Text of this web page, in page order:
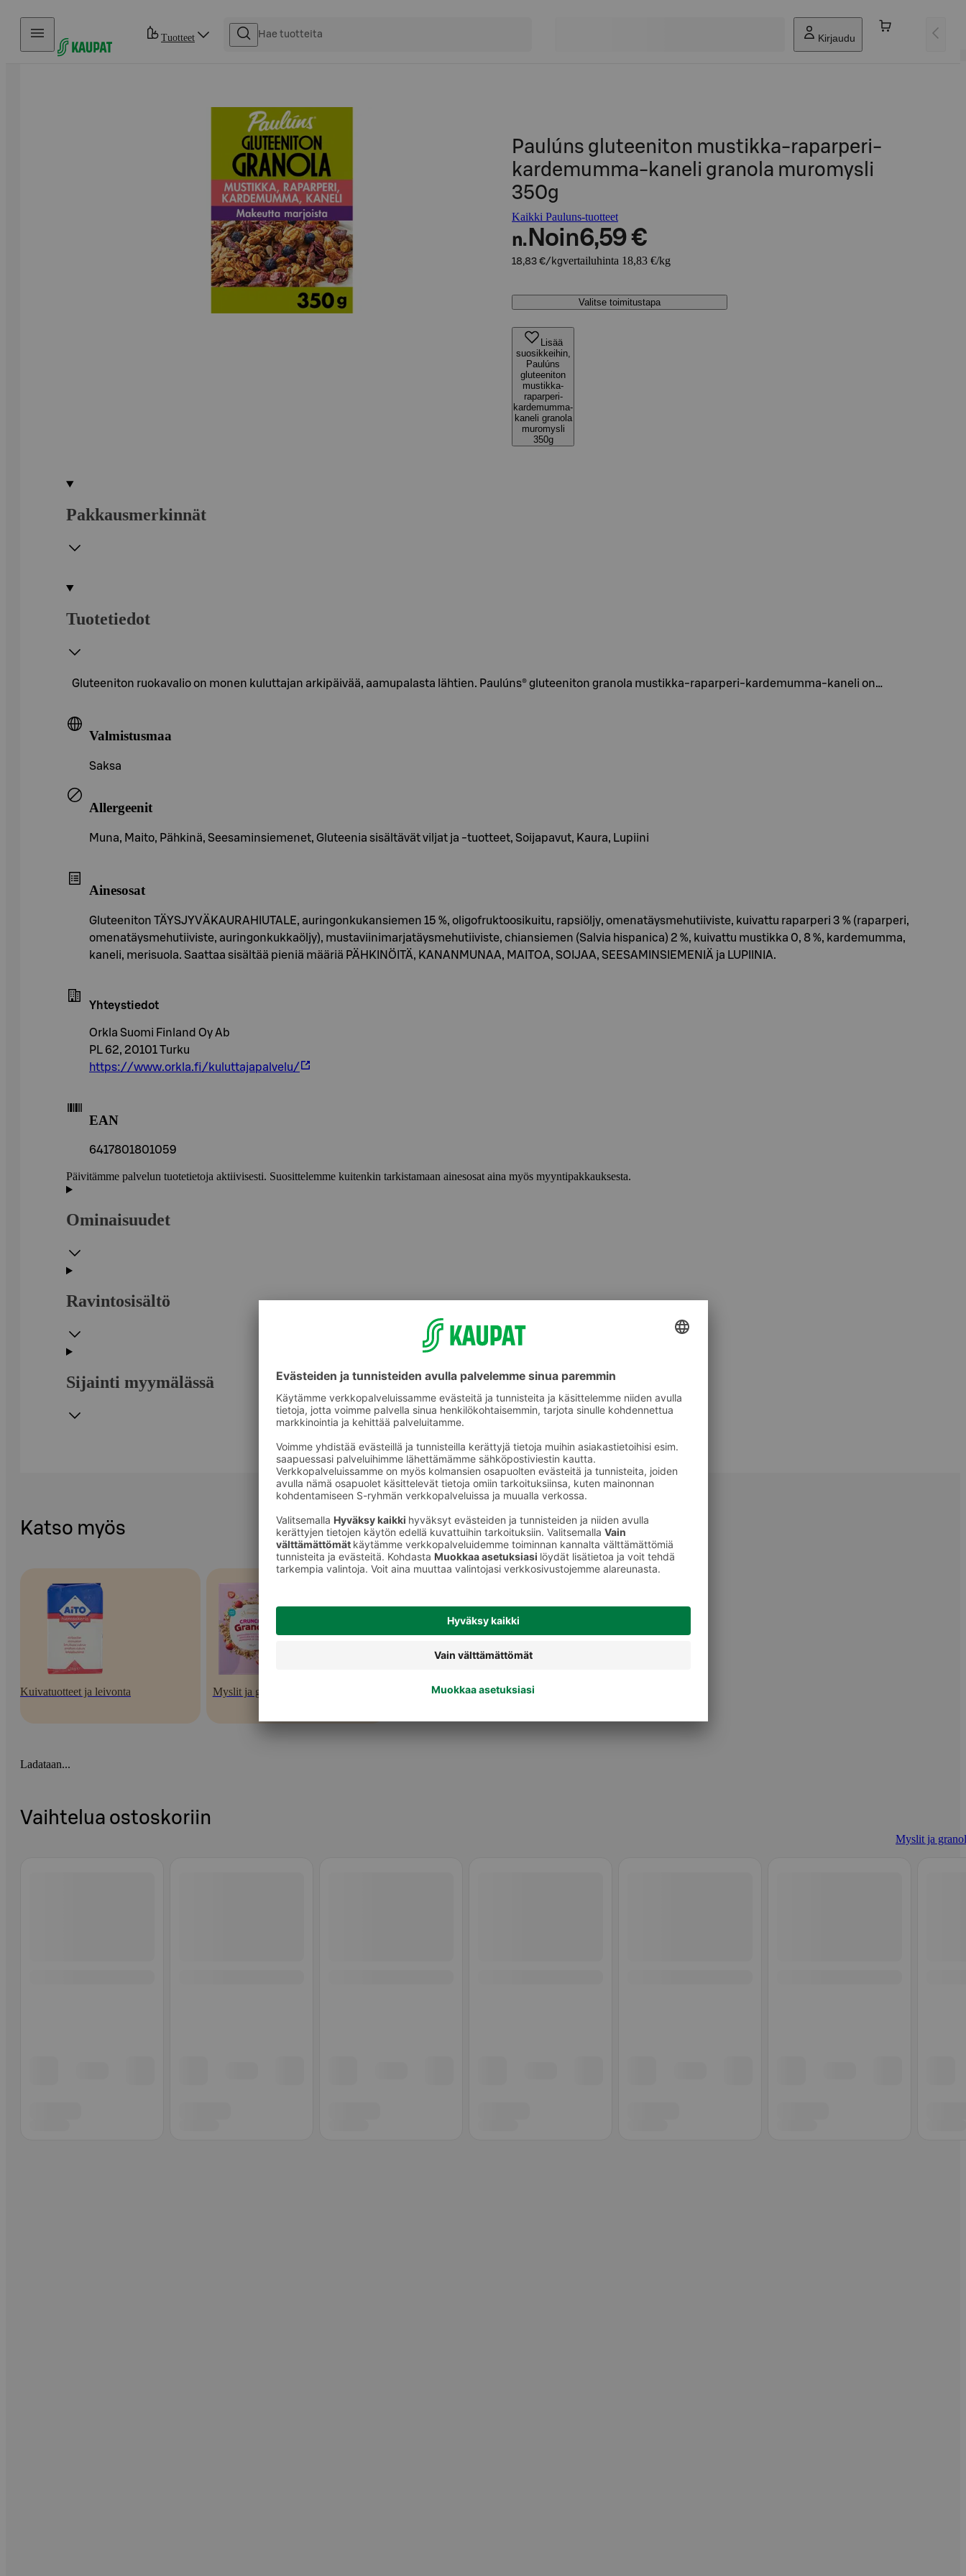
Hyppää sisältöön
Tuotteet Kirjaudu
Paulúns gluteeniton mustikka-raparperi-
kardemumma-kaneli granola muromysli
350g
Kaikki Pauluns-tuotteet
n. Noin6,59 €
18,83 €/kgvertailuhinta 18,83 €/kg
Valitse toimitustapa
Lisää
suosikkeihin,
Paulúns
gluteeniton
mustikka-
raparperi-
kardemumma-
kaneli granola
muromysli
350g
Pakkausmerkinnät
Tuotetiedot
Gluteeniton ruokavalio on monen kuluttajan arkipäivää, aamupalasta lähtien. Paulúns® gluteeniton granola mustikka-raparperi-kardemumma-kaneli on…
Valmistusmaa
Saksa
Allergeenit
Muna, Maito, Pähkinä, Seesaminsiemenet, Gluteenia sisältävät viljat ja -tuotteet, Soijapavut, Kaura, Lupiini
Ainesosat
Gluteeniton TÄYSJYVÄKAURAHIUTALE, auringonkukansiemen 15 %, oligofruktoosikuitu, rapsiöljy, omenatäysmehutiiviste, kuivattu raparperi 3 % (raparperi,
omenatäysmehutiiviste, auringonkukkaöljy), mustaviinimarjatäysmehutiiviste, chiansiemen (Salvia hispanica) 2 %, kuivattu mustikka 0, 8 %, kardemumma,
kaneli, merisuola. Saattaa sisältää pieniä määriä PÄHKINÖITÄ, KANANMUNAA, MAITOA, SOIJAA, SEESAMINSIEMENIÄ ja LUPIINIA.
Yhteystiedot
Orkla Suomi Finland Oy Ab
PL 62, 20101 Turku
https://www.orkla.fi/kuluttajapalvelu/
EAN
6417801801059
Päivitämme palvelun tuotetietoja aktiivisesti. Suosittelemme kuitenkin tarkistamaan ainesosat aina myös myyntipakkauksesta.
Ominaisuudet
Ravintosisältö
Sijainti myymälässä
Katso myös
Kuivatuotteet ja leivonta Myslit ja granolat
Ladataan...
Vaihtelua ostoskoriin
Myslit ja